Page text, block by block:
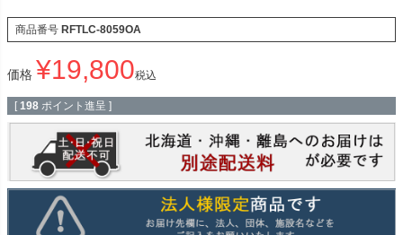
商品番号 RFTLC-8059OA
価格 ¥19,800税込
[ 198 ポイント進呈 ]